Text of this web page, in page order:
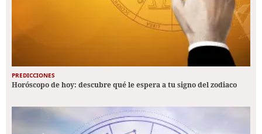
PREDICCIONES
Horóscopo de hoy: descubre qué le espera a tu signo del zodiaco